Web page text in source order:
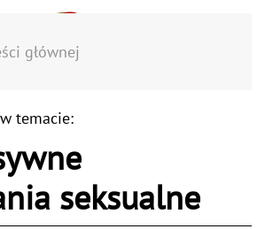
głównej
temacie:
seksualne